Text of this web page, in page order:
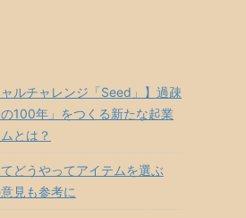
ャルチャレンジ「Seed」】過疎
100年」をつくる新たな起業
とは？
どうやってアイテムを選ぶ
見も参考に